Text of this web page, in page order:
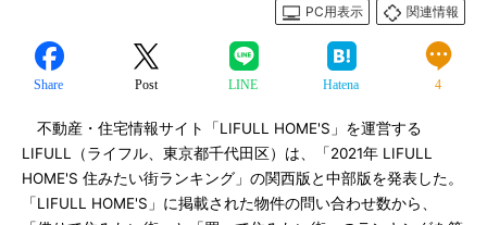
PC用表示
関連情報
Share Post LINE Hatena 4
不動産・住宅情報サイト「LIFULL HOME'S」を運営する
LIFULL（ライフル、東京都千代田区）は、「2021年 LIFULL
HOME'S 住みたい街ランキング」の関西版と中部版を発表した。
「LIFULL HOME'S」に掲載された物件の問い合わせ数から、